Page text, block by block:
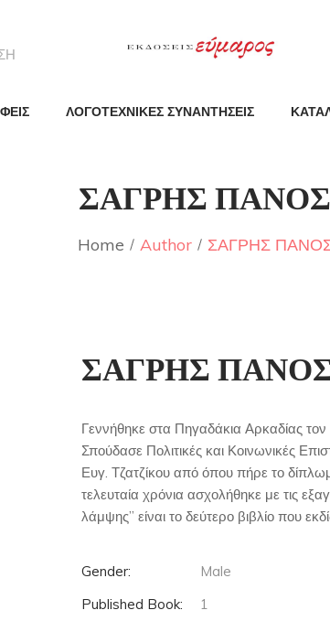
ΛΟΓΟΤΕΧΝΙΚΕΣ ΣΥΝΑΝΤΗΣΕΙΣ
ΣΑΓΡΗΣ ΠΑΝΟΣ
Home Author ΣΑΓΡΗΣ
ΣΑΓΡΗΣ
Γεννήθηκε στα Πηγαδάκια Αρκαδίας
Σπούδασε Πολιτικές και Κοινωνικές
Ευγ. Τζατζίκου από όπου πήρε το
τελευταία χρόνια ασχολήθηκε με τις
λάμψης” είναι το δεύτερο βιβλίο που
Gender:
Male
Published Book:
1